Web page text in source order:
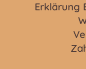
Erklärung